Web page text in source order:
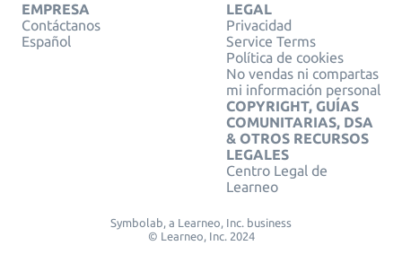
EMPRESA
Contáctanos
Español
LEGAL
Privacidad
Service Terms
Política de cookies
No vendas ni compartas
mi información personal
COPYRIGHT, GUÍAS
COMUNITARIAS, DSA
& OTROS RECURSOS
LEGALES
Centro Legal de
Learneo
Symbolab, a Learneo, Inc. business
© Learneo, Inc. 2024